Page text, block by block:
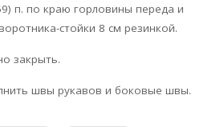
п. по краю горловины переда и
стойки 8 см резинкой.
закрыть.
швы рукавов и боковые швы.